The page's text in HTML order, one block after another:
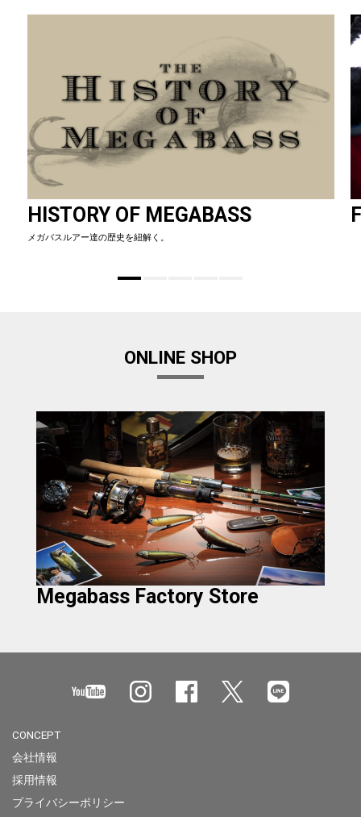
HISTORY OF MEGABASS
メガバスルアー達の歴史を紐解く。
ONLINE SHOP
Megabass Factory Store
CONCEPT
会社情報
採用情報
プライバシーポリシー